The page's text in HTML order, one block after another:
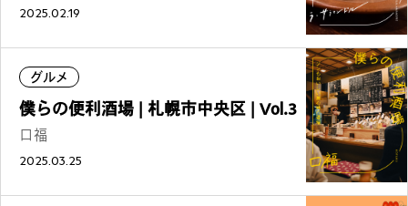
2025.02.19
グルメ
僕らの便利酒場 | 札幌市中央区 | Vol.3
口福
2025.03.25